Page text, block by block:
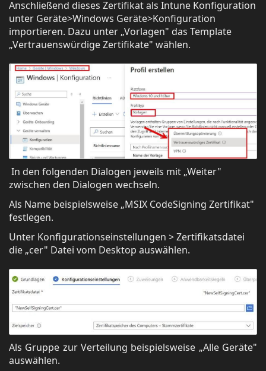
Anschließend dieses Zertifikat als Intune Konfiguration
unter Geräte>Windows Geräte>Konfiguration
importieren. Dazu unter „Vorlagen" das Template
„Vertrauenswürdige Zertifikate" wählen.
In den folgenden Dialogen jeweils mit „Weiter"
zwischen den Dialogen wechseln.
Als Name beispielsweise „MSIX CodeSigning Zertifikat"
festlegen.
Unter Konfigurationseinstellungen > Zertifikatsdatei
die „cer" Datei vom Desktop auswählen.
Als Gruppe zur Verteilung beispielsweise „Alle Geräte"
auswählen.